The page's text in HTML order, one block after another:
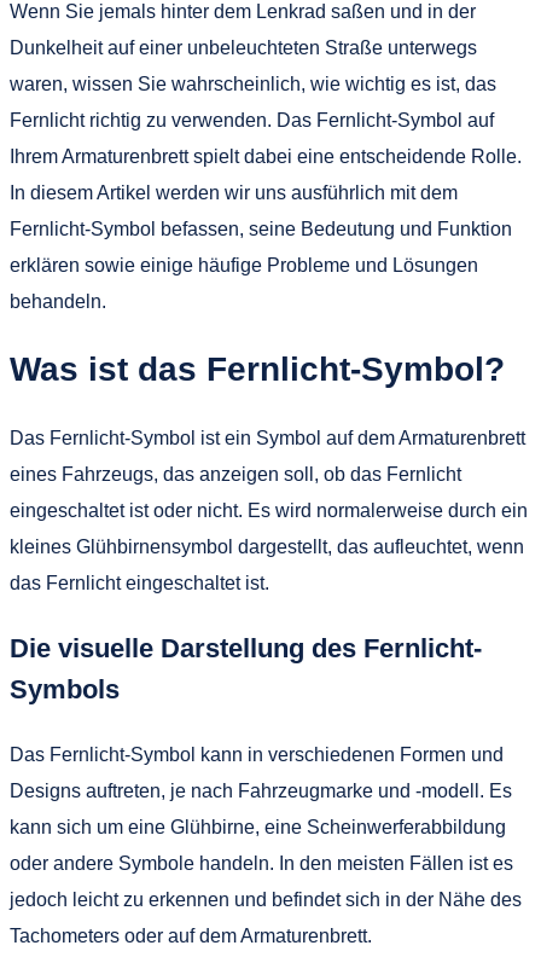
Wenn Sie jemals hinter dem Lenkrad saßen und in der
Dunkelheit auf einer unbeleuchteten Straße unterwegs
waren, wissen Sie wahrscheinlich, wie wichtig es ist, das
Fernlicht richtig zu verwenden. Das Fernlicht-Symbol auf
Ihrem Armaturenbrett spielt dabei eine entscheidende Rolle.
In diesem Artikel werden wir uns ausführlich mit dem
Fernlicht-Symbol befassen, seine Bedeutung und Funktion
erklären sowie einige häufige Probleme und Lösungen
behandeln.
Was ist das Fernlicht-Symbol?
Das Fernlicht-Symbol ist ein Symbol auf dem Armaturenbrett
eines Fahrzeugs, das anzeigen soll, ob das Fernlicht
eingeschaltet ist oder nicht. Es wird normalerweise durch ein
kleines Glühbirnensymbol dargestellt, das aufleuchtet, wenn
das Fernlicht eingeschaltet ist.
Die visuelle Darstellung des Fernlicht-
Symbols
Das Fernlicht-Symbol kann in verschiedenen Formen und
Designs auftreten, je nach Fahrzeugmarke und -modell. Es
kann sich um eine Glühbirne, eine Scheinwerferabbildung
oder andere Symbole handeln. In den meisten Fällen ist es
jedoch leicht zu erkennen und befindet sich in der Nähe des
Tachometers oder auf dem Armaturenbrett.